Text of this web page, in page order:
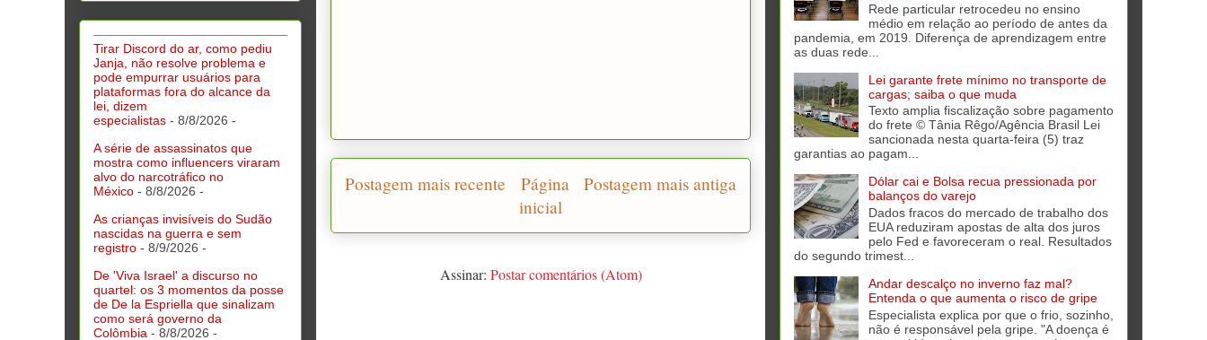
Postagem mais recente Postagem mais antiga
Página
inicial
Assinar: Postar comentários (Atom)
Tirar Discord do ar, como pediu
Janja, não resolve problema e
pode empurrar usuários para
plataformas fora do alcance da
lei, dizem
especialistas - 8/8/2026 -
A série de assassinatos que
mostra como influencers viraram
alvo do narcotráfico no
México - 8/8/2026 -
As crianças invisíveis do Sudão
nascidas na guerra e sem
registro - 8/9/2026 -
De 'Viva Israel' a discurso no
quartel: os 3 momentos da posse
de De la Espriella que sinalizam
como será governo da
Colômbia - 8/8/2026 -
Rede particular retrocedeu no ensino
médio em relação ao período de antes da
pandemia, em 2019. Diferença de aprendizagem entre
as duas rede...
Lei garante frete mínimo no transporte de
cargas; saiba o que muda
Texto amplia fiscalização sobre pagamento
do frete © Tânia Rêgo/Agência Brasil Lei
sancionada nesta quarta-feira (5) traz
garantias ao pagam...
Dólar cai e Bolsa recua pressionada por
balanços do varejo
Dados fracos do mercado de trabalho dos
EUA reduziram apostas de alta dos juros
pelo Fed e favoreceram o real. Resultados
do segundo trimest...
Andar descalço no inverno faz mal?
Entenda o que aumenta o risco de gripe
Especialista explica por que o frio, sozinho,
não é responsável pela gripe. "A doença é